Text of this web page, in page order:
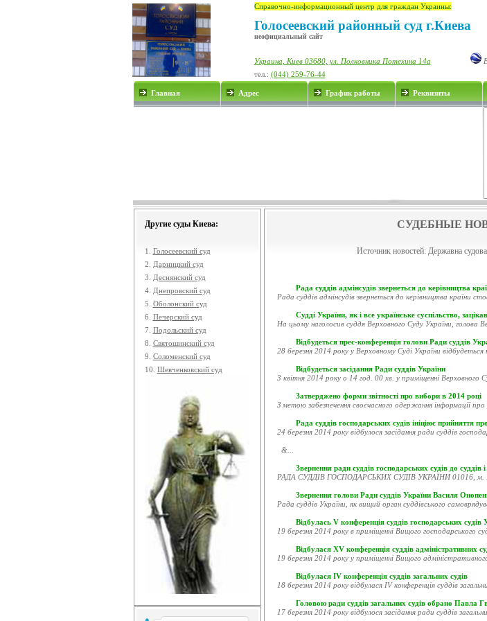
Справочно-информационный центр для граждан Украины:
Голосеевский районный суд г.Киева
неофициальный сайт
Украина, Киев 03680, ул. Полковника Потехина 14а
тел.: (044) 259-76-44
Главная Адрес График работы Реквизиты
Другие суды Киева:
1. Голосеевский суд
2.
Дарницкий суд
3.
Деснянский суд
4. Днепровский суд
5. Оболонский суд
6. Печерский суд
7. Подольский суд
8. Святошинский суд
9. Соломенский суд
10. Шевченковский суд
СУДЕБНЫЕ
Источник новостей: Державна судова
Рада суддів адмінсудів звернеться до керівництва
Рада суддів адмінсудів звернеться до керівництва країни
Судді України, як і все українське суспільство,
На цьому наголосив суддя Верховного Суду України, голова
Відбудеться прес-конференція голови Ради суддів
28 березня 2014 року у Верховному Суді України відбудеться
Відбудеться засідання Ради суддів України
3 квітня 2014 року о 14 год. 00 хв. у приміщенні Верховного
Затверджено форми звітності про вибори в 2014 році
З метою забезпечення своєчасного одержання інформації про
Рада суддів господарських судів ініціює прийняття
24 березня 2014 року відбулося засідання ради суддів
&...
Звернення ради суддів господарських судів до суддів
РАДА СУДДІВ ГОСПОДАРСЬКИХ СУДІВ УКРАЇНИ 01016, м.
Звернення голови Ради суддів України Василя
Рада суддів України, як вищий орган суддівського
Відбулась V конференція суддів господарських судів
19 березня 2014 року в приміщенні Вищого господарського
Відбулася XV конференція суддів адміністративних
19 березня 2014 року у приміщенні Вищого
Відбулася ІV конференція суддів загальних судів
18 березня 2014 року відбулася ІV конференція суддів
Головою ради суддів загальних судів обрано Павла
17 березня 2014 року відбулося засідання ради суддів